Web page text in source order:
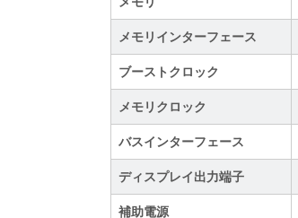
メモリインターフェース
ブーストクロック
メモリクロック
バスインターフェース
ディスプレイ出力端子
補助電源